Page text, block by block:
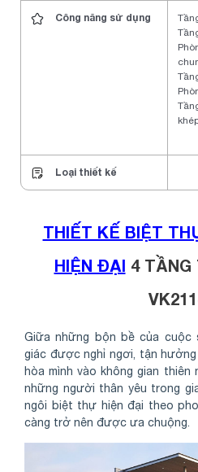
Công năng sử dụng
Loại thiết kế
THIẾT KẾ BIỆT
HIỆN ĐẠI 4 TẦNG
Giữa những bộn bề của cuộc
giác được nghỉ ngơi, tận
hòa mình vào không gian thiên
những người thân yêu trong
ngôi biệt thự hiện đại theo
càng trở nên được ưa chuộng.